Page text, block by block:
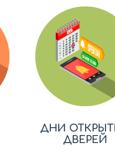
ДНИ
ДВЕРЕЙ